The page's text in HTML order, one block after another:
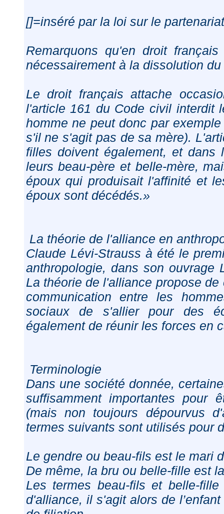
[]=inséré par la loi sur le
Remarquons qu'en droit
nécessairement à la dissolution
Le droit français attache
l'article 161 du Code civil interdit
homme ne peut donc par
s'il ne s'agit pas de sa mère).
filles doivent également, et dans
leurs beau-père et belle-mère,
époux qui produisait l'affinité et
époux sont décédés.»
La théorie de l'alliance en
Claude Lévi-Strauss à été le
anthropologie, dans son ouvrage
La théorie de l'alliance propose
communication entre les
sociaux de s'allier pour des
également de réunir les forces en
Terminologie
Dans une société donnée,
suffisamment importantes pour
(mais non toujours dépourvus
termes suivants sont utilisés pour
Le gendre ou beau-fils est le mari
De même, la bru ou belle-fille est
Les termes beau-fils et belle-
d'alliance, il s'agit alors de